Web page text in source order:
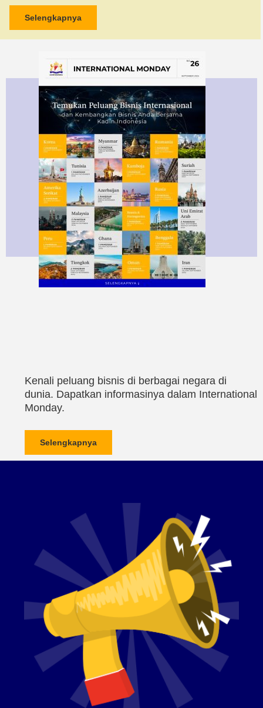
Selengkapnya
Kenali peluang bisnis di berbagai negara di
dunia. Dapatkan informasinya dalam International
Monday.
Selengkapnya